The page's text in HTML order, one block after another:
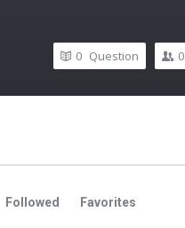
0
0 Question
Followed Favorites